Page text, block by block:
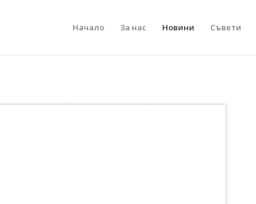
Начало За нас Новини Съвети